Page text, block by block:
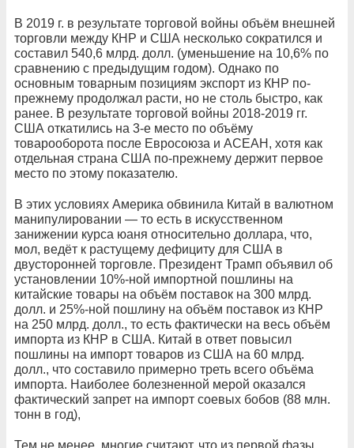
В 2019 г. в результате торговой войны объём внешней
торговли между КНР и США несколько сократился и
составил 540,6 млрд. долл. (уменьшение на 10,6% по
сравнению с предыдущим годом). Однако по
основным товарным позициям экспорт из КНР по-
прежнему продолжал расти, но не столь быстро, как
ранее. В результате торговой войны 2018-2019 гг.
США откатились на 3-е место по объёму
товарооборота после Евросоюза и АСЕАН, хотя как
отдельная страна США по-прежнему держит первое
место по этому показателю.
В этих условиях Америка обвинила Китай в валютном
манипулировании — то есть в искусственном
занижении курса юаня относительно доллара, что,
мол, ведёт к растущему дефициту для США в
двусторонней торговле. Президент Трамп объявил об
установлении 10%-ной импортной пошлины на
китайские товары на объём поставок на 300 млрд.
долл. и 25%-ной пошлину на объём поставок из КНР
на 250 млрд. долл., то есть фактически на весь объём
импорта из КНР в США. Китай в ответ повысил
пошлины на импорт товаров из США на 60 млрд.
долл., что составило примерно треть всего объёма
импорта. Наиболее болезненной мерой оказался
фактический запрет на импорт соевых бобов (88 млн.
тонн в год),
Тем не менее, многие считают, что из первой фазы